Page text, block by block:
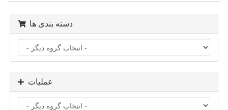
دسته بندی ها
عملیات